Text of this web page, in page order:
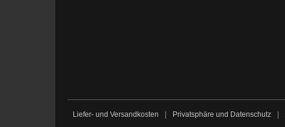
Liefer- und Versandkosten Privatsphäre und Datenschutz